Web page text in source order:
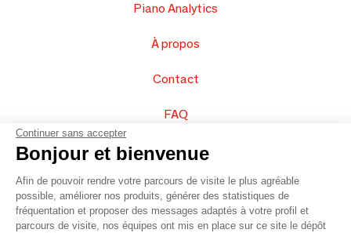
Piano Analytics
À propos
Contact
FAQ
Vendez vos produits
Plan du site
Continuer sans accepter
Bonjour et bienvenue
Afin de pouvoir rendre votre parcours de visite le plus agréable
possible, améliorer nos produits, générer des statistiques de
fréquentation et proposer des messages adaptés à votre profil et
parcours de visite, nos équipes ont mis en place sur ce site le dépôt